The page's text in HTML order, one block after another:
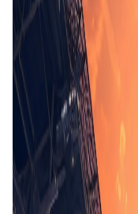
A. Bjoerntvedt Olsen
R. Onyango
(S. Aske Granheim)
79'
V. Haugerud Hagen
83'
A. Midtskogen
(O. Kallevaag)
87'
P. Asp
(A. Barkarson)
88'